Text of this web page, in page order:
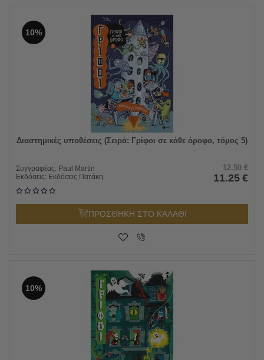
10%
Διαστημικές υποθέσεις (Σειρά: Γρίφοι σε κάθε όροφο, τόμος 5)
Συγγραφέας: Paul Martin
Εκδόσεις: Εκδόσεις Πατάκη
12.50 €
11.25 €
ΠΡΟΣΘΗΚΗ ΣΤΟ ΚΑΛΑΘΙ
10%